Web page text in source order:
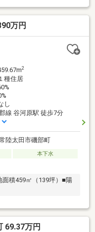
万円
2
種住居
し
線 谷河原駅 徒歩7分
陸太田市磯部町
本下水
積459㎡（139坪）■陽
69.37万円